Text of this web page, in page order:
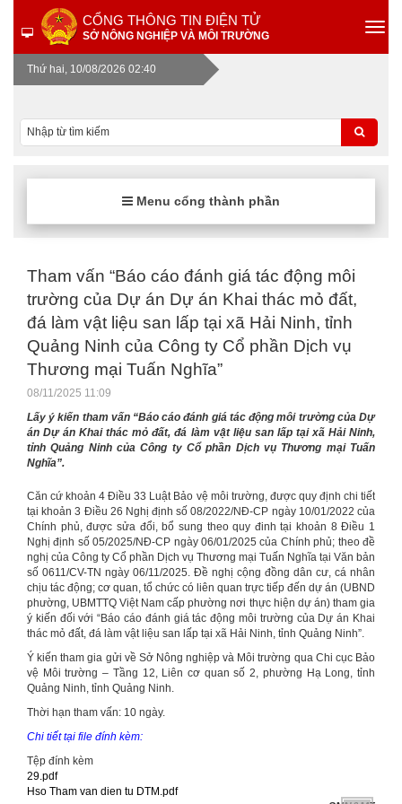
CỔNG THÔNG TIN ĐIỆN TỬ
SỞ NÔNG NGHIỆP VÀ MÔI TRƯỜNG
Thứ hai, 10/08/2026 02:40
Menu cổng thành phần
Tham vấn “Báo cáo đánh giá tác động môi
trường của Dự án Dự án Khai thác mỏ đất,
đá làm vật liệu san lấp tại xã Hải Ninh, tỉnh
Quảng Ninh của Công ty Cổ phần Dịch vụ
Thương mại Tuấn Nghĩa”
08/11/2025 11:09
Lấy ý kiến tham vấn “Báo cáo đánh giá tác động môi trường của Dự
án Dự án Khai thác mỏ đất, đá làm vật liệu san lấp tại xã Hải Ninh,
tỉnh Quảng Ninh của Công ty Cổ phần Dịch vụ Thương mại Tuấn
Nghĩa”.
Căn cứ khoản 4 Điều 33 Luật Bảo vệ môi trường, được quy định chi tiết
tại khoản 3 Điều 26 Nghị định số 08/2022/NĐ-CP ngày 10/01/2022 của
Chính phủ, được sửa đổi, bổ sung theo quy đinh tại khoản 8 Điều 1
Nghị định số 05/2025/NĐ-CP ngày 06/01/2025 của Chính phủ; theo đề
nghị của Công ty Cổ phần Dịch vụ Thương mại Tuấn Nghĩa tại Văn bản
số 0611/CV-TN ngày 06/11/2025. Đề nghị cộng đồng dân cư, cá nhân
chịu tác động; cơ quan, tổ chức có liên quan trực tiếp đến dự án (UBND
phường, UBMTTQ Việt Nam cấp phường nơi thực hiện dự án) tham gia
ý kiến đối với “Báo cáo đánh giá tác động môi trường của Dự án Khai
thác mỏ đất, đá làm vật liệu san lấp tại xã Hải Ninh, tỉnh Quảng Ninh”.
Ý kiến tham gia gửi về Sở Nông nghiệp và Môi trường qua Chi cục Bảo
vệ Môi trường – Tầng 12, Liên cơ quan số 2, phường Hạ Long, tỉnh
Quảng Ninh, tỉnh Quảng Ninh.
Thời hạn tham vấn: 10 ngày.
Chi tiết tại file đính kèm:
Tệp đính kèm
29.pdf
Hso Tham van dien tu DTM.pdf